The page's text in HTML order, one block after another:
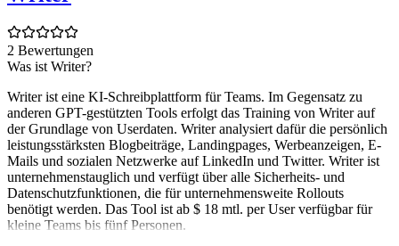
2 Bewertungen
Was ist Writer?
Writer ist eine KI-Schreibplattform für Teams. Im Gegensatz zu
anderen GPT-gestützten Tools erfolgt das Training von Writer auf
der Grundlage von Userdaten. Writer analysiert dafür die persönlich
leistungsstärksten Blogbeiträge, Landingpages, Werbeanzeigen, E-
Mails und sozialen Netzwerke auf LinkedIn und Twitter. Writer ist
unternehmenstauglich und verfügt über alle Sicherheits- und
Datenschutzfunktionen, die für unternehmensweite Rollouts
benötigt werden. Das Tool ist ab $ 18 mtl. per User verfügbar für
kleine Teams bis fünf Personen.